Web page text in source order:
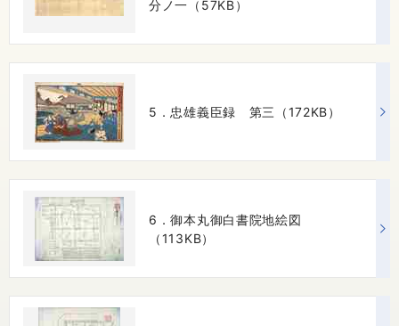
分ノ一（57KB）
5．忠雄義臣録 第三（172KB）
6．御本丸御白書院地絵図
（113KB）